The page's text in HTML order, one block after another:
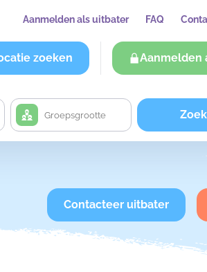
Aanmelden als uitbater FAQ
zoeken Aanmelden
Contacteer uitbater